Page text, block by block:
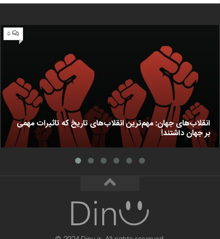
۵
انقلاب‌های جهان: مهم‌ترین انقلاب‌های تاریخ که تاثیرات مهمی
بر جهان داشتند!